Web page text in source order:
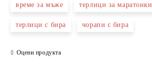
време за мъже терлици за маратонки
терлици с бира чорапи с бира
Оцени продукта